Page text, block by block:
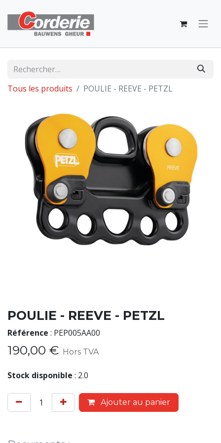
Tous les produits POULIE - REEVE - PETZL
POULIE - REEVE - PETZL
Référence : PEP005AA00
190,00 € Hors TVA
Stock disponible : 2.0
Ajouter au panier